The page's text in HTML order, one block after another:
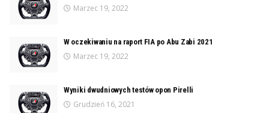
Marzec 19, 2022
W oczekiwaniu na raport FIA po Abu Zabi 2021
Marzec 19, 2022
Wyniki dwudniowych testów opon Pirelli
Grudzień 16, 2021